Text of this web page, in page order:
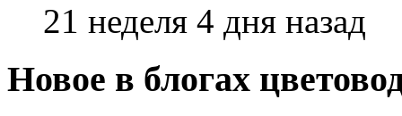
21 неделя 4 дня назад
Новое в блогах